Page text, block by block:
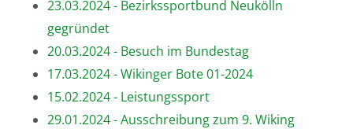
23.03.2024 - Bezirkssportbund Neukölln
gegründet
20.03.2024 - Besuch im Bundestag
17.03.2024 - Wikinger Bote 01-2024
15.02.2024 - Leistungssport
29.01.2024 - Ausschreibung zum 9. Wiking